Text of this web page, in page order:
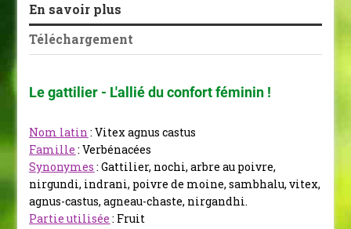
En savoir plus
Téléchargement
Le gattilier - L'allié du confort féminin !
Nom latin : Vitex agnus castus
Famille : Verbénacées
Synonymes : Gattilier, nochi, arbre au poivre,
nirgundi, indrani, poivre de moine, sambhalu, vitex,
agnus-castus, agneau-chaste, nirgandhi.
Partie utilisée : Fruit